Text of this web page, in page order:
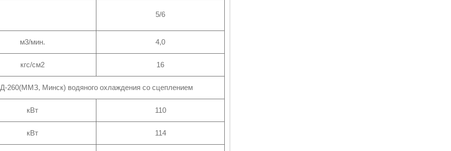
5/6
м3/мин. 4,0
кгс/см2 16
Д-260(ММЗ, Минск) водяного охлаждения со сцеплением
кВт 110
кВт 114